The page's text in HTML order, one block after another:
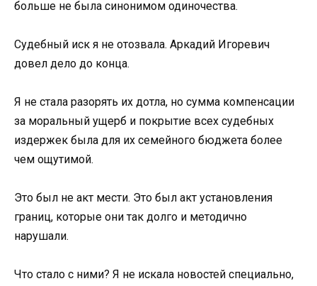
больше не была синонимом одиночества.
Судебный иск я не отозвала. Аркадий Игоревич
довел дело до конца.
Я не стала разорять их дотла, но сумма компенсации
за моральный ущерб и покрытие всех судебных
издержек была для их семейного бюджета более
чем ощутимой.
Это был не акт мести. Это был акт установления
границ, которые они так долго и методично
нарушали.
Что стало с ними? Я не искала новостей специально,